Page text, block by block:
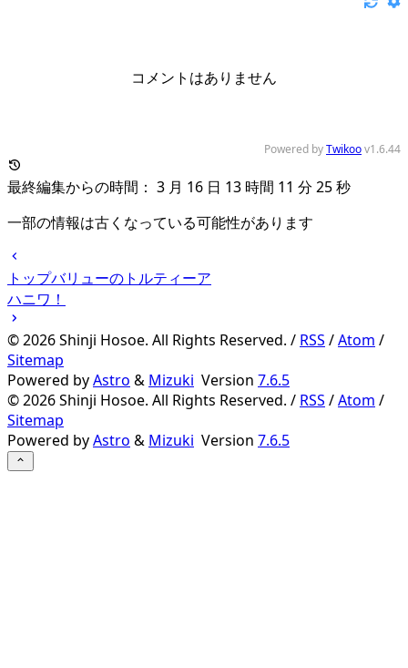
コメントはありません
Powered byTwikoov1.6.44
最終編集からの時間： 3 月 16 日 13 時間 11 分 25 秒
一部の情報は古くなっている可能性があります
トップバリューのトルティーア
ハニワ！
©2026Shinji Hosoe. All Rights Reserved. / RSS /Atom /
Sitemap
Powered byAstro & Mizuki Version 7.6.5
©2026Shinji Hosoe. All Rights Reserved. / RSS /Atom /
Sitemap
Powered byAstro & Mizuki Version 7.6.5